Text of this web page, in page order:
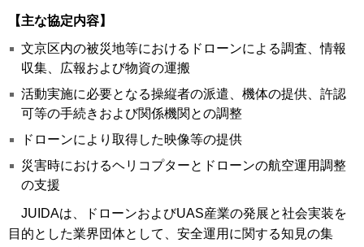
【主な協定内容】
文京区内の被災地等におけるドローンによる調査、情報
収集、広報および物資の運搬
活動実施に必要となる操縦者の派遣、機体の提供、許認
可等の手続きおよび関係機関との調整
ドローンにより取得した映像等の提供
災害時におけるヘリコプターとドローンの航空運用調整
の支援
JUIDAは、ドローンおよびUAS産業の発展と社会実装を
目的とした業界団体として、安全運用に関する知見の集